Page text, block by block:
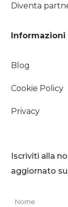
Diventa
Informazioni
Blog
Cookie Policy
Privacy
Iscriviti alla
aggiornato